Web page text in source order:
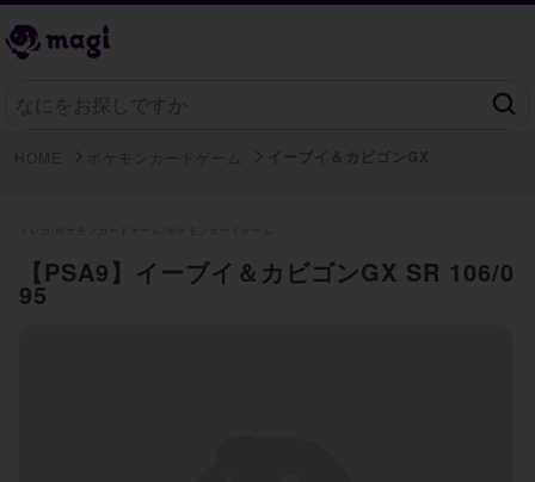
【PSA9】イーブイ＆カビゴンGX SR 106/0
95